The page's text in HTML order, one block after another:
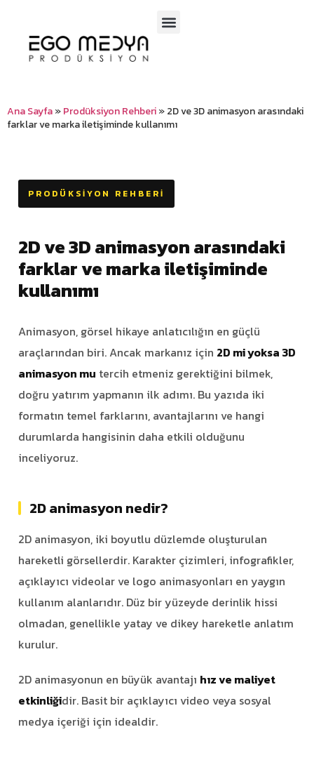
Ana Sayfa»Prodüksiyon Rehberi»2D ve 3D animasyon arasındaki
farklar ve marka iletişiminde kullanımı
PRODÜKSIYON REHBERI
2D ve 3D animasyon arasındaki
farklar ve marka iletişiminde
kullanımı
Animasyon, görsel hikaye anlatıcılığın en güçlü
araçlarından biri. Ancak markanız için 2D mi yoksa 3D
animasyon mu tercih etmeniz gerektiğini bilmek,
doğru yatırım yapmanın ilk adımı. Bu yazıda iki
formatın temel farklarını, avantajlarını ve hangi
durumlarda hangisinin daha etkili olduğunu
inceliyoruz.
2D animasyon nedir?
2D animasyon, iki boyutlu düzlemde oluşturulan
hareketli görsellerdir. Karakter çizimleri, infografikler,
açıklayıcı videolar ve logo animasyonları en yaygın
kullanım alanlarıdır. Düz bir yüzeyde derinlik hissi
olmadan, genellikle yatay ve dikey hareketle anlatım
kurulur.
2D animasyonun en büyük avantajı hız ve maliyet
etkinliğidir. Basit bir açıklayıcı video veya sosyal
medya içeriği için idealdir.